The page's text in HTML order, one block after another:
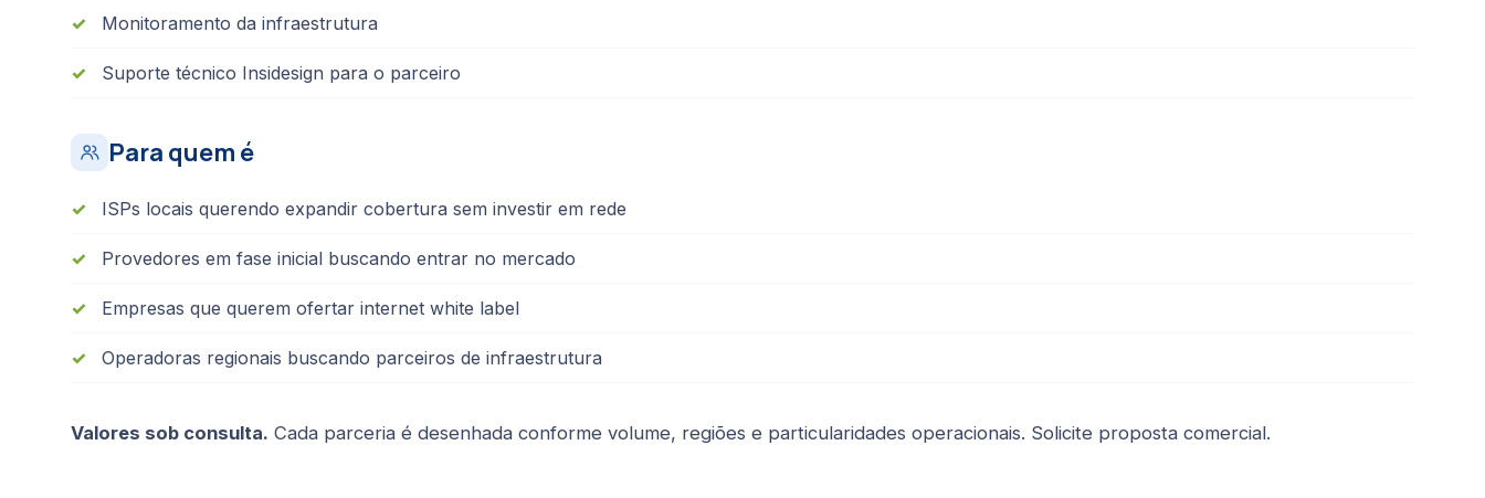
Monitoramento da infraestrutura
Suporte técnico Insidesign para o parceiro
Para quem é
ISPs locais querendo expandir cobertura sem investir em rede
Provedores em fase inicial buscando entrar no mercado
Empresas que querem ofertar internet white label
Operadoras regionais buscando parceiros de infraestrutura
Valores sob consulta. Cada parceria é desenhada conforme volume, regiões e particularidades operacionais. Solicite proposta comercial.